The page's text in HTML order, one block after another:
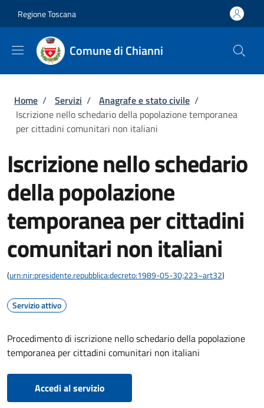
Regione Toscana
Comune di Chianni
Briciole di pane
Home / Servizi / Anagrafe e stato civile /
Iscrizione nello schedario della popolazione temporanea
per cittadini comunitari non italiani
Iscrizione nello schedario
della popolazione
temporanea per cittadini
comunitari non italiani
(urn:nir:presidente.repubblica:decreto:1989-05-30;223~art32)
Servizio attivo
Procedimento di iscrizione nello schedario della popolazione
temporanea per cittadini comunitari non italiani
Accedi al servizio